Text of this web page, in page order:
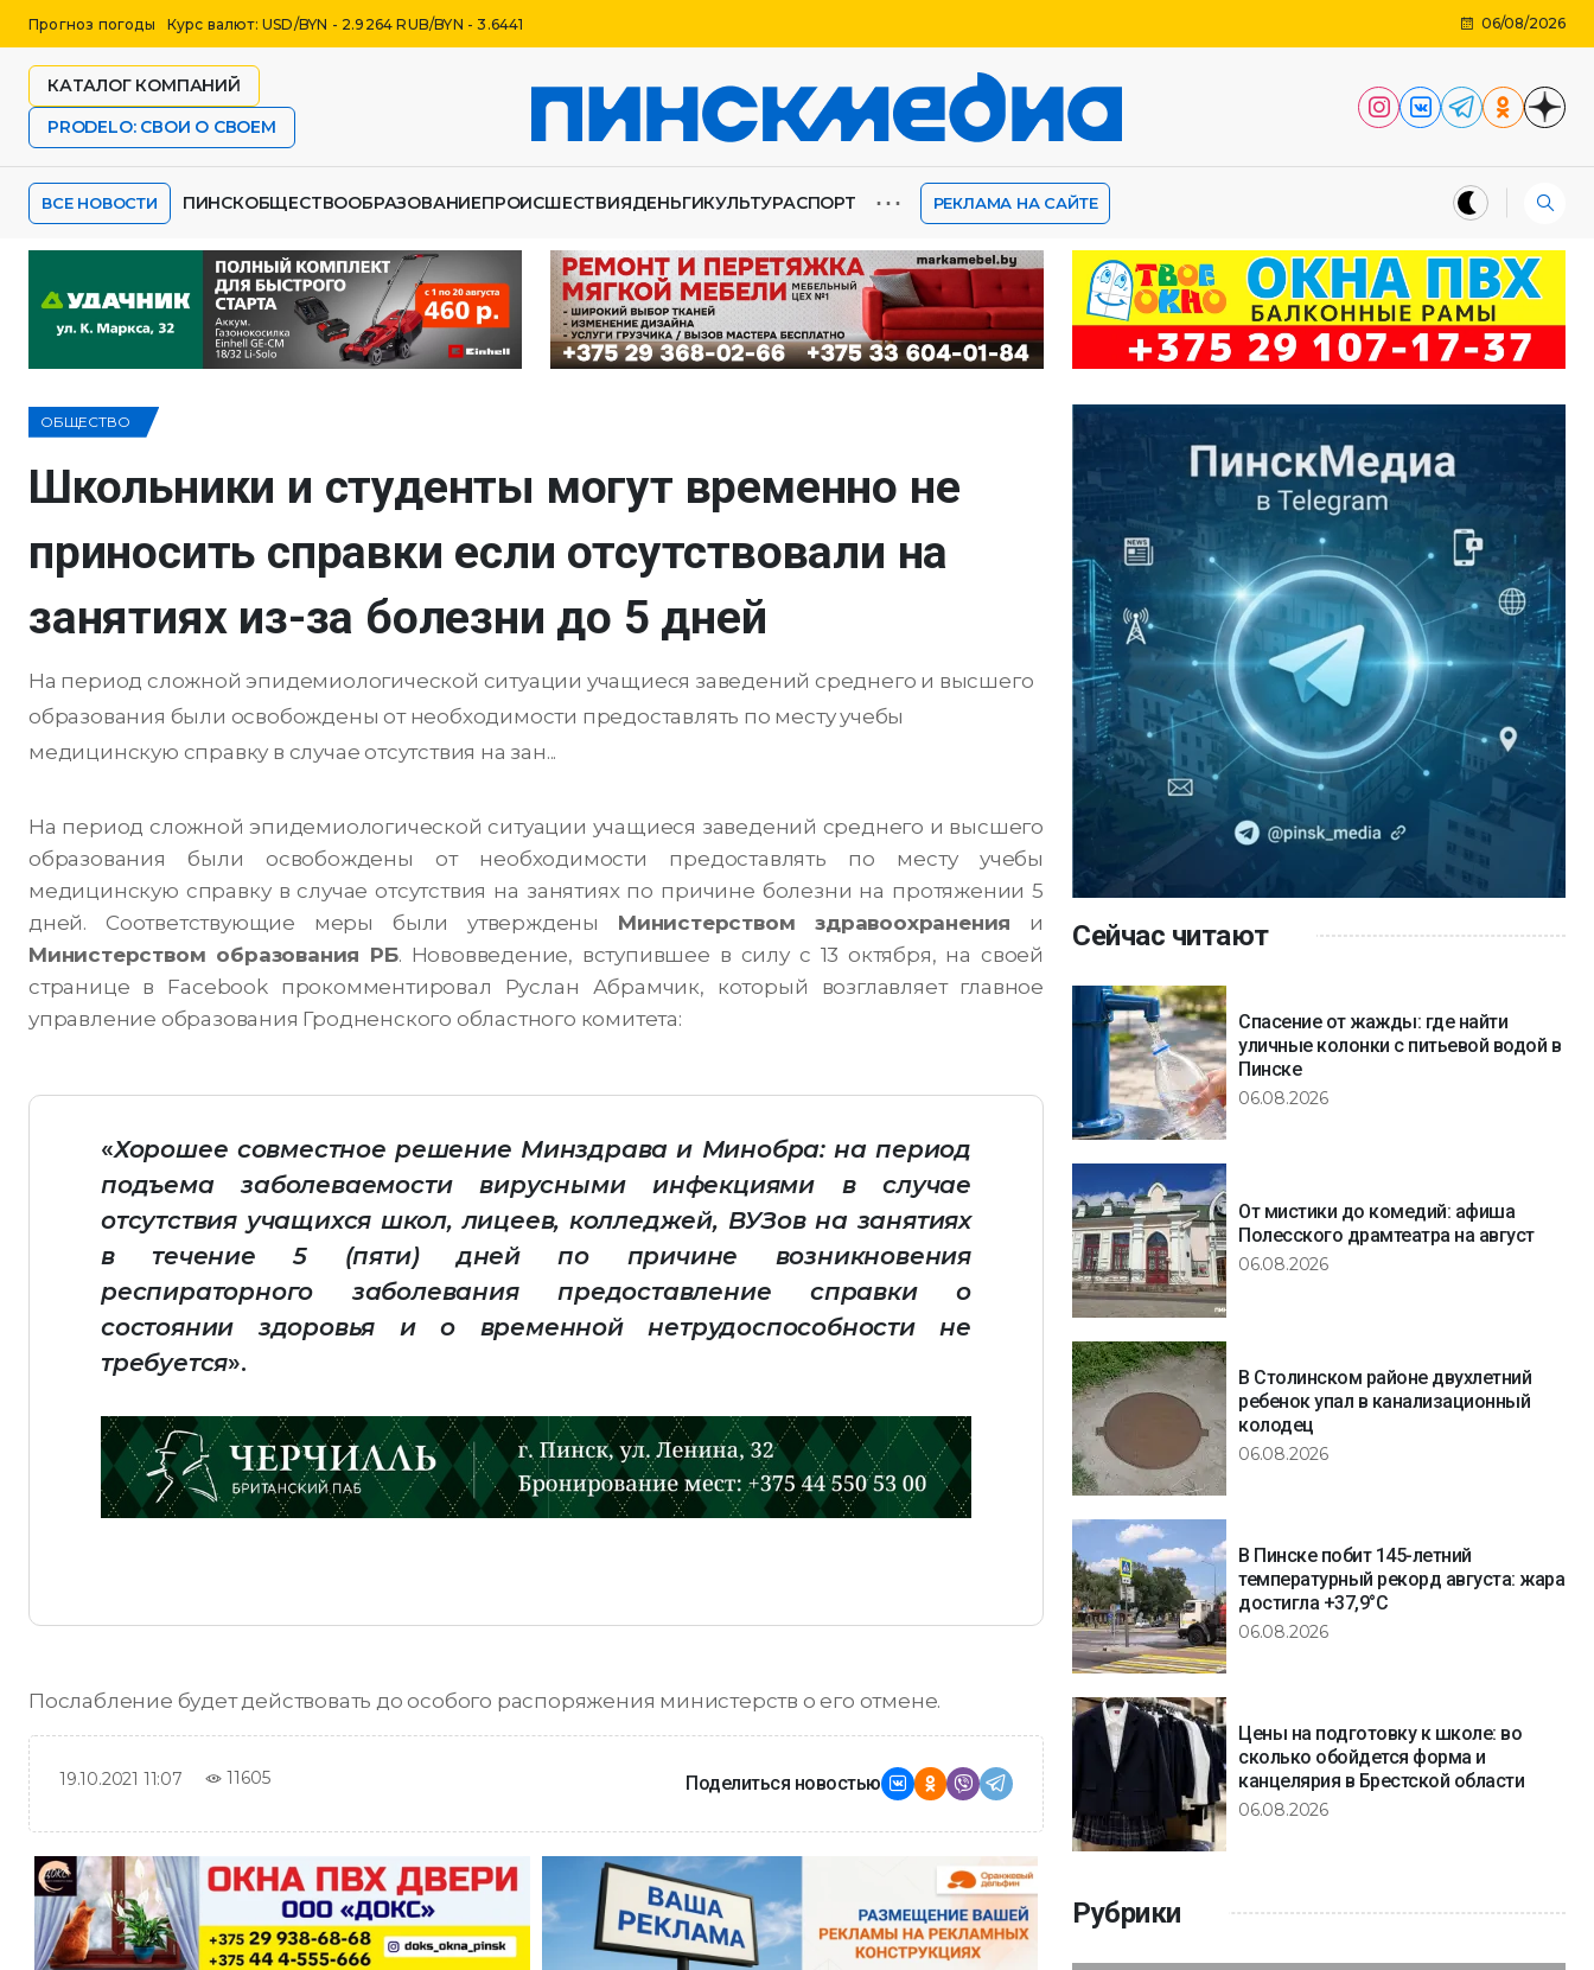
Прогноз погоды Курс валют: USD/BYN - 2.9264 RUB/BYN - 3.6441 06/08/2026
КАТАЛОГ КОМПАНИЙ
PRODELO: СВОИ О СВОЕМ
ВСЕ НОВОСТИ ПИНСКОБЩЕСТВООБРАЗОВАНИЕПРОИСШЕСТВИЯДЕНЬГИКУЛЬТУРАСПОРТ ⋯ РЕКЛАМА НА САЙТЕ
ОБЩЕСТВО
Школьники и студенты могут временно не
приносить справки если отсутствовали на
занятиях из-за болезни до 5 дней
На период сложной эпидемиологической ситуации учащиеся заведений среднего и высшего
образования были освобождены от необходимости предоставлять по месту учебы
медицинскую справку в случае отсутствия на зан...
На период сложной эпидемиологической ситуации учащиеся заведений среднего и высшего
образования были освобождены от необходимости предоставлять по месту учебы
медицинскую справку в случае отсутствия на занятиях по причине болезни на протяжении 5
дней. Соответствующие меры были утверждены Министерством здравоохранения и
Министерством образования РБ. Нововведение, вступившее в силу с 13 октября, на своей
странице в Facebook прокомментировал Руслан Абрамчик, который возглавляет главное
управление образования Гродненского областного комитета:
«Хорошее совместное решение Минздрава и Минобра: на период
подъема заболеваемости вирусными инфекциями в случае
отсутствия учащихся школ, лицеев, колледжей, ВУЗов на занятиях
в течение 5 (пяти) дней по причине возникновения
респираторного заболевания предоставление справки о
состоянии здоровья и о временной нетрудоспособности не
требуется».
Послабление будет действовать до особого распоряжения министерств о его отмене.
19.10.2021 11:07 11605 Поделиться новостью
Сейчас читают
Спасение от жажды: где найти
уличные колонки с питьевой водой в
Пинске
06.08.2026
От мистики до комедий: афиша
Полесского драмтеатра на август
06.08.2026
В Столинском районе двухлетний
ребенок упал в канализационный
колодец
06.08.2026
В Пинске побит 145-летний
температурный рекорд августа: жара
достигла +37,9°C
06.08.2026
Цены на подготовку к школе: во
сколько обойдется форма и
канцелярия в Брестской области
06.08.2026
Рубрики